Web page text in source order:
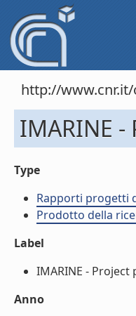
http://
IMARINE
Type
Rapporti progetti
Prodotto della
Label
IMARINE -
Anno